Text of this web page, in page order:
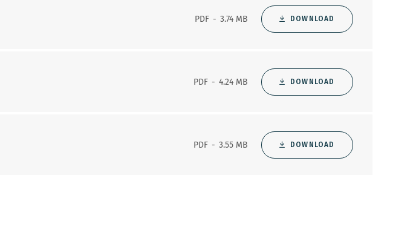
PDF 3.74 MB DOWNLOAD
PDF 4.24 MB DOWNLOAD
PDF 3.55 MB DOWNLOAD